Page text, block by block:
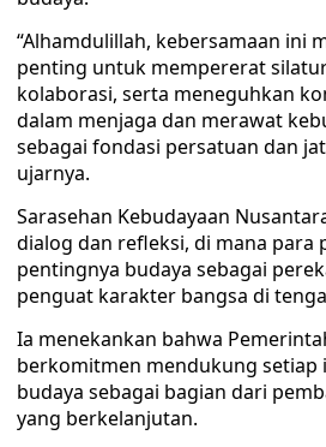
“Alhamdulillah, kebersamaan ini
penting untuk mempererat
kolaborasi, serta meneguhkan
dalam menjaga dan merawat
sebagai fondasi persatuan dan
ujarnya.
Sarasehan Kebudayaan
dialog dan refleksi, di mana para
pentingnya budaya sebagai
penguat karakter bangsa di
Ia menekankan bahwa
berkomitmen mendukung setiap
budaya sebagai bagian dari
yang berkelanjutan.